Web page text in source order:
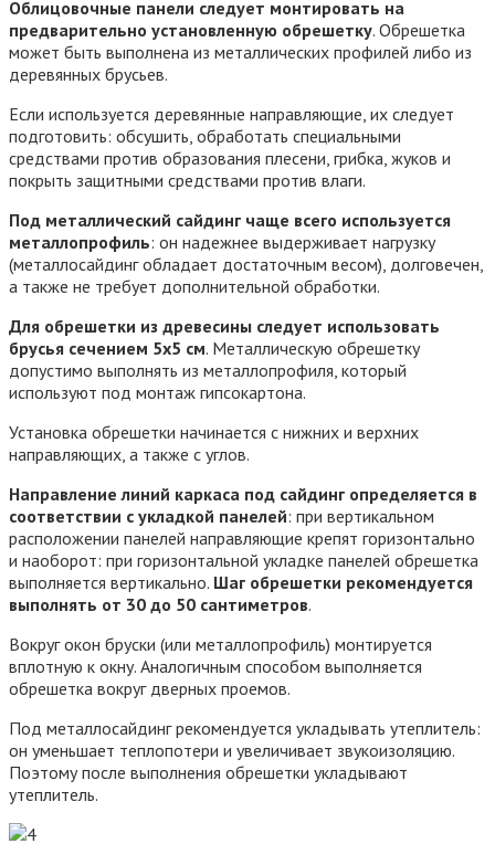
Облицовочные панели следует монтировать на
предварительно установленную обрешетку. Обрешетка
может быть выполнена из металлических профилей либо из
деревянных брусьев.
Если используется деревянные направляющие, их следует
подготовить: обсушить, обработать специальными
средствами против образования плесени, грибка, жуков и
покрыть защитными средствами против влаги.
Под металлический сайдинг чаще всего используется
металлопрофиль: он надежнее выдерживает нагрузку
(металлосайдинг обладает достаточным весом), долговечен,
а также не требует дополнительной обработки.
Для обрешетки из древесины следует использовать
брусья сечением 5х5 см. Металлическую обрешетку
допустимо выполнять из металлопрофиля, который
используют под монтаж гипсокартона.
Установка обрешетки начинается с нижних и верхних
направляющих, а также с углов.
Направление линий каркаса под сайдинг определяется в
соответствии с укладкой панелей: при вертикальном
расположении панелей направляющие крепят горизонтально
и наоборот: при горизонтальной укладке панелей обрешетка
выполняется вертикально. Шаг обрешетки рекомендуется
выполнять от 30 до 50 сантиметров.
Вокруг окон бруски (или металлопрофиль) монтируется
вплотную к окну. Аналогичным способом выполняется
обрешетка вокруг дверных проемов.
Под металлосайдинг рекомендуется укладывать утеплитель:
он уменьшает теплопотери и увеличивает звукоизоляцию.
Поэтому после выполнения обрешетки укладывают
утеплитель.